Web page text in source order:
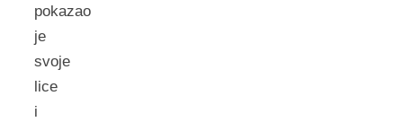
pokazao
je
svoje
lice
i